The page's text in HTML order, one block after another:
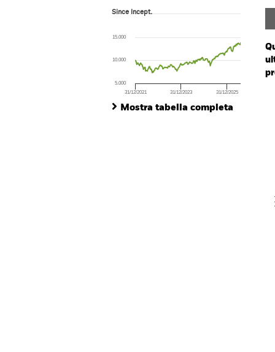
Since Incept.
The chart has 1 X axis displaying Time.
The chart has 1 Y axis displaying values.
Since Incept.
31/12/2021 31/12/2023 31/12/2025
5.000
10.000
15.000
Mostra tabella completa